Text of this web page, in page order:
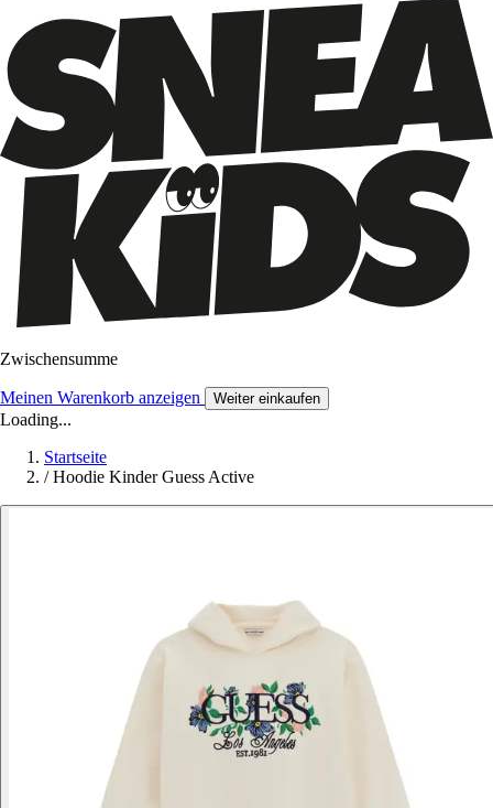
Zwischensumme
Meinen Warenkorb anzeigen Weiter einkaufen
Loading...
Startseite
/ Hoodie Kinder Guess Active